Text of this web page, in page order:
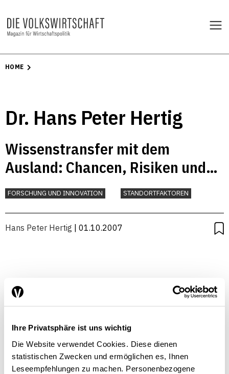
Ihre Privatsphäre ist uns wichtig
Die Website verwendet Cookies. Diese dienen
statistischen Zwecken und ermöglichen es, Ihnen
Leseempfehlungen zu machen. Personenbezogene
HOME
Dr. Hans Peter Hertig
Wissenstransfer mit dem
Ausland: Chancen, Risiken und
Handlungsbedarf
FORSCHUNG UND INNOVATION STANDORTFAKTOREN
Hans Peter Hertig | 01.10.2007